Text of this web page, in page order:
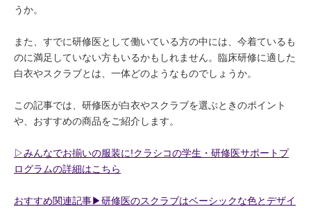
うか。
また、すでに研修医として働いている方の中には、今着ているも
のに満足していない方もいるかもしれません。臨床研修に適した
白衣やスクラブとは、一体どのようなものでしょうか。
この記事では、研修医が白衣やスクラブを選ぶときのポイント
や、おすすめの商品をご紹介します。
▷みんなでお揃いの服装に!クラシコの学生・研修医サポートプ
ログラムの詳細はこちら
おすすめ関連記事▶︎研修医のスクラブはベーシックな色とデザイ